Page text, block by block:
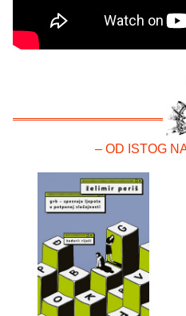
– OD ISTOG